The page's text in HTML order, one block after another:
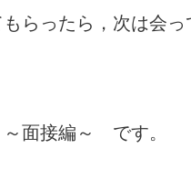
らったら，次は会
面接編～ です。